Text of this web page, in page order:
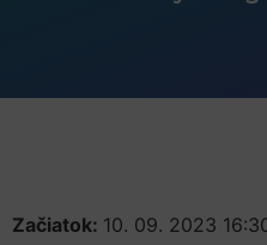
Začiatok: 10. 09. 2023